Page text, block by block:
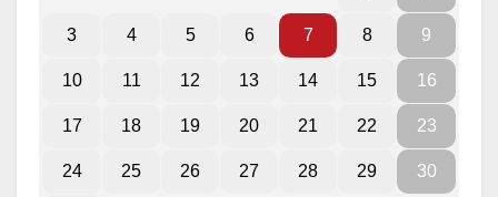
3 4 5 6 7 8 9
10 11 12 13 14 15 16
17 18 19 20 21 22 23
24 25 26 27 28 29 30